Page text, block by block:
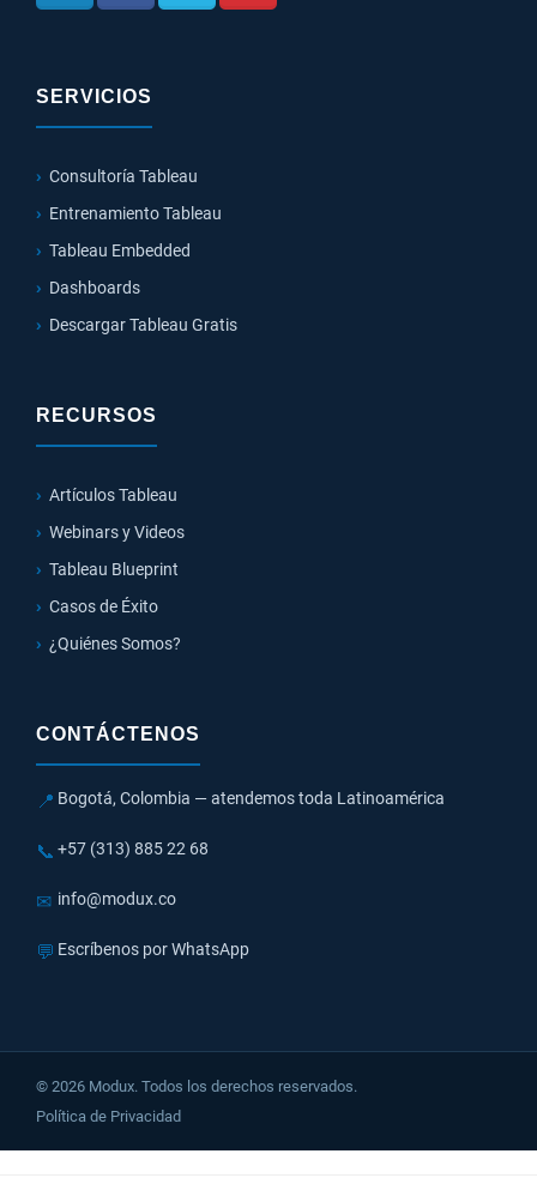
SERVICIOS
Consultoría Tableau
Entrenamiento Tableau
Tableau Embedded
Dashboards
Descargar Tableau Gratis
RECURSOS
Artículos Tableau
Webinars y Videos
Tableau Blueprint
Casos de Éxito
¿Quiénes Somos?
CONTÁCTENOS
📍 Bogotá, Colombia — atendemos toda Latinoamérica
📞 +57 (313) 885 22 68
✉ info@modux.co
💬 Escríbenos por WhatsApp
© 2026 Modux. Todos los derechos reservados.
Política de Privacidad